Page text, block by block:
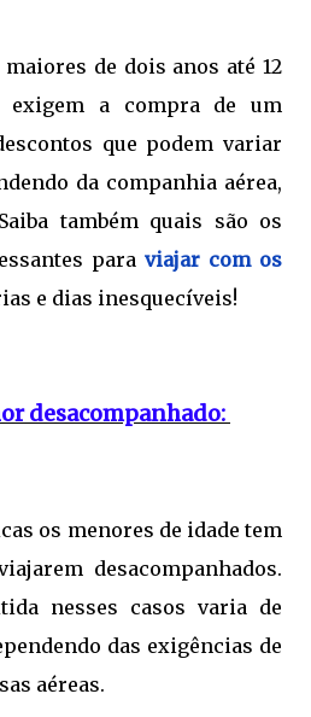
de dois anos até 12
exigem a compra de um
que podem variar
da companhia aérea,
também quais são os
para viajar com os
e dias inesquecíveis!
desacompanhado:
os menores de idade tem
desacompanhados.
nesses casos varia de
das exigências de
aéreas.